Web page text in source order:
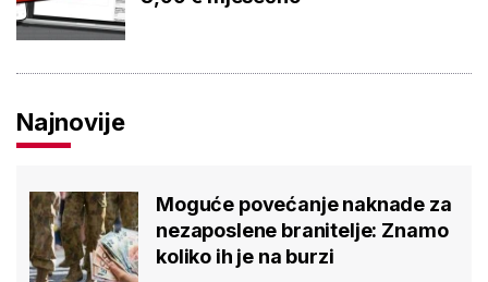
Najnovije
Moguće povećanje naknade za
nezaposlene branitelje: Znamo
koliko ih je na burzi